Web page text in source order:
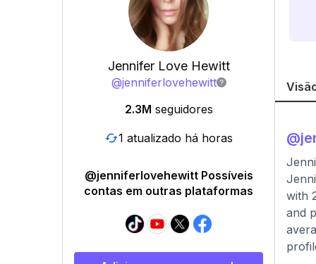
Jennifer Love Hewitt
@jenniferlovehewitt
2.3M seguidores
1 atualizado há horas
@jenniferlovehewitt Possíveis
contas em outras plataformas
@
with
and